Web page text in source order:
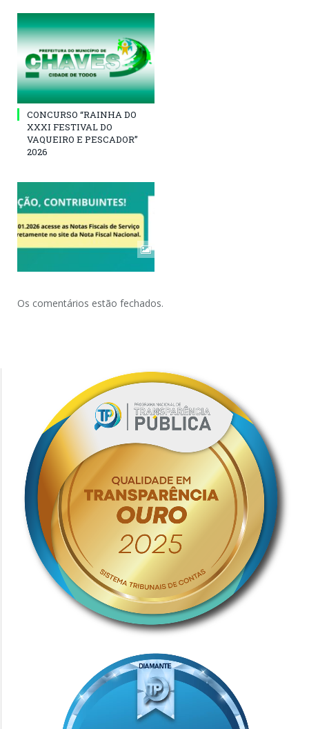
CONCURSO “RAINHA DO
XXXI FESTIVAL DO
VAQUEIRO E PESCADOR”
2026
Os comentários estão fechados.